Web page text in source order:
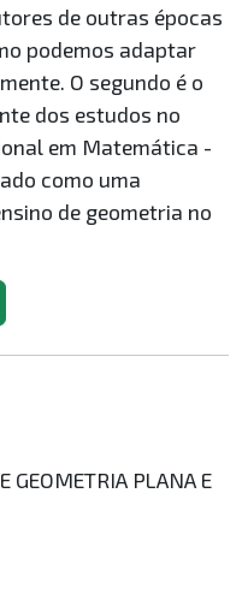
de outras épocas
podemos adaptar
O segundo é o
dos estudos no
em Matemática -
como uma
de geometria no
GEOMETRIA PLANA E